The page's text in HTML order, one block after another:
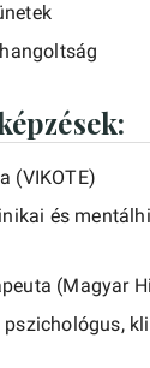
(VIKOTE)
és
(Magyar
pszichológus,